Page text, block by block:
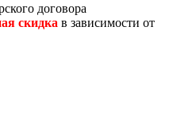
договора
скидка в зависимости от